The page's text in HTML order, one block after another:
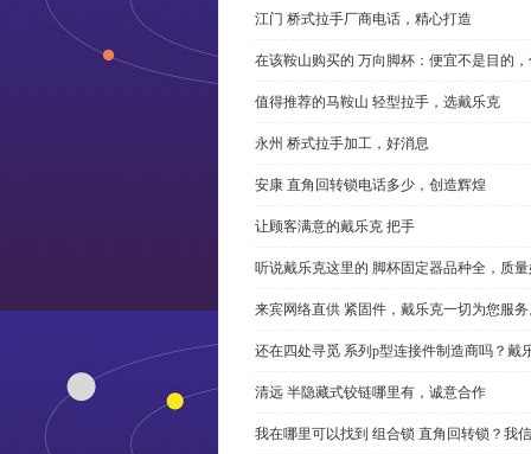
江门 桥式拉手厂商电话，精心打造
在该鞍山购买的 万向脚杯：便宜不是目的
值得推荐的马鞍山 轻型拉手，选戴乐克
永州 桥式拉手加工，好消息
安康 直角回转锁电话多少，创造辉煌
让顾客满意的戴乐克 把手
听说戴乐克这里的 脚杯固定器品种全，质
来宾网络直供 紧固件，戴乐克一切为您服
还在四处寻觅 系列p型连接件制造商吗？戴
清远 半隐藏式铰链哪里有，诚意合作
我在哪里可以找到 组合锁 直角回转锁？我